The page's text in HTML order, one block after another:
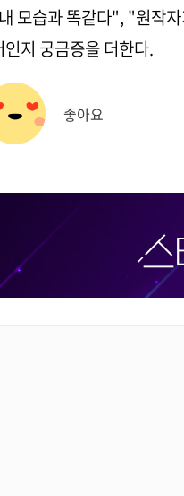
모습과 똑같다", "원작
지 궁금증을 더한다.
좋아요